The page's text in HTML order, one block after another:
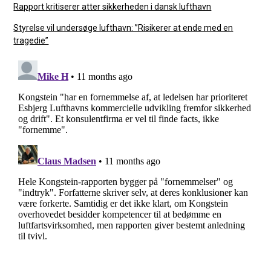
Rapport kritiserer atter sikkerheden i dansk lufthavn
Styrelse vil undersøge lufthavn: ”Risikerer at ende med en
tragedie”